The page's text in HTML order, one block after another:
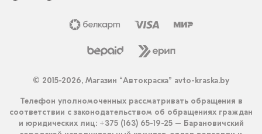
© 2015-2026, Магазин “Автокраска” avto-kraska.by
Телефон уполномоченных рассматривать обращения в
соответствии с законодательством об обращениях граждан
и юридических лиц: +375 (163) 65-19-25 – Барановичский